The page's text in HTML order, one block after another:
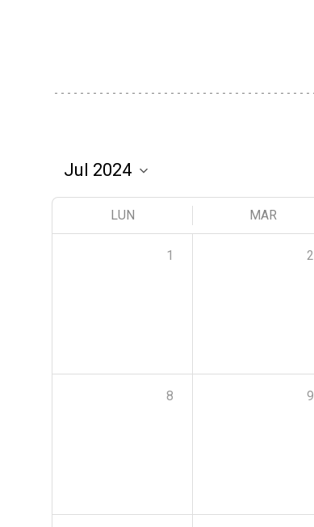
LUN MAR
1 2
8 9